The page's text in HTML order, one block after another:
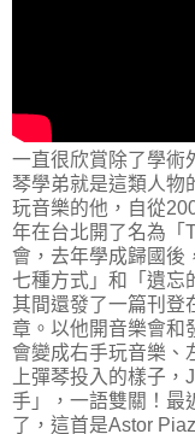
一直很欣賞除了學術
琴學弟就是這類人物
玩音樂的他，自從
年在台北開了名為「
會，去年學成歸國後
七種方式」和「遺忘
其間還發了一篇刊登
章。以他開音樂會和
會變成右手玩音樂、
上彈琴投入的樣子
手」，一語雙關！最
了，這首是Astor